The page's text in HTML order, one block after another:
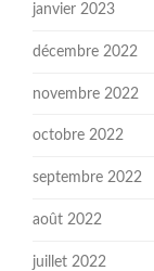
janvier 2023
décembre 2022
novembre 2022
octobre 2022
septembre 2022
août 2022
juillet 2022